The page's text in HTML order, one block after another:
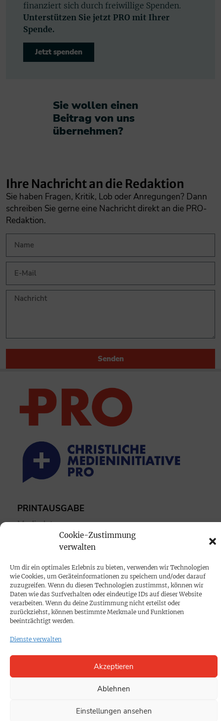
Cookie-Zustimmung
verwalten
Um dir ein optimales Erlebnis zu bieten, verwenden wir Technologien
wie Cookies, um Geräteinformationen zu speichern und/oder darauf
zuzugreifen. Wenn du diesen Technologien zustimmst, können wir
Daten wie das Surfverhalten oder eindeutige IDs auf dieser Website
verarbeiten. Wenn du deine Zustimmung nicht erteilst oder
zurückziehst, können bestimmte Merkmale und Funktionen
beeinträchtigt werden.
Dienste verwalten
Akzeptieren
Ablehnen
Einstellungen ansehen
finanziert sich durch freiwillige Spenden.
Unterstützen Sie jetzt PRO mit Ihrer
Spende.
Jetzt spenden
Sie wollen einen
Beitrag von uns
übernehmen?​
Ihre Nachricht an die Redaktion
Sie haben Fragen, Kritik, Lob oder Anregungen? Dann
schreiben Sie gerne eine Nachricht direkt an die PRO-
Redaktion.
Senden
PRINTAUSGABE
Mediadaten
PROKOMPAKT
Impressum
SPENDEN
Datenschutz
KONTAKT
Cookie-Richtlinie